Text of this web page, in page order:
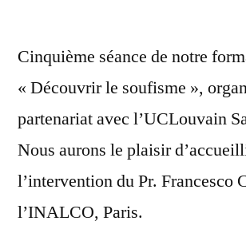
Cinquième séance de notre
« Découvrir le soufisme »,
partenariat avec l’UCLouvain
Nous aurons le plaisir
l’intervention du Pr. Francesco
l’INALCO, Paris.